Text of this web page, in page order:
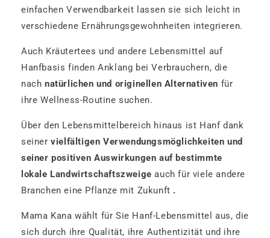
einfachen Verwendbarkeit lassen sie sich leicht in
verschiedene Ernährungsgewohnheiten integrieren.
Auch Kräutertees und andere Lebensmittel auf
Hanfbasis finden Anklang bei Verbrauchern, die
nach natürlichen und originellen Alternativen für
ihre Wellness-Routine suchen.
Über den Lebensmittelbereich hinaus ist Hanf dank
seinervielfältigen Verwendungsmöglichkeiten und
seiner positiven Auswirkungen auf bestimmte
lokale Landwirtschaftszweige auch für viele andere
Branchen eine Pflanze mit Zukunft .
Mama Kana wählt für Sie Hanf-Lebensmittel aus, die
sich durch ihre Qualität, ihre Authentizität und ihre